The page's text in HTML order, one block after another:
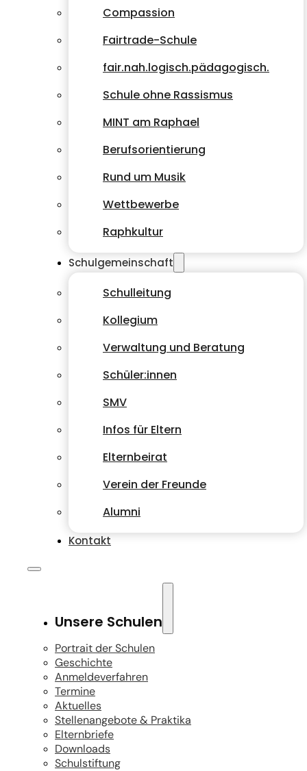
Compassion
Fairtrade-Schule
fair.nah.logisch.pädagogisch.
Schule ohne Rassismus
MINT am Raphael
Berufsorientierung
Rund um Musik
Wettbewerbe
Raphkultur
Schulgemeinschaft
Schulleitung
Kollegium
Verwaltung und Beratung
Schüler:innen
SMV
Infos für Eltern
Elternbeirat
Verein der Freunde
Alumni
Kontakt
Unsere Schulen
Portrait der Schulen
Geschichte
Anmeldeverfahren
Termine
Aktuelles
Stellenangebote & Praktika
Elternbriefe
Downloads
Schulstiftung